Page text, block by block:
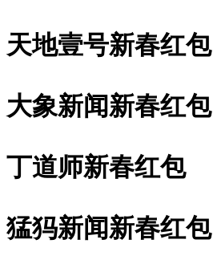
天地壹号新春红包
大象新闻新春红包
丁道师新春红包
猛犸新闻新春红包